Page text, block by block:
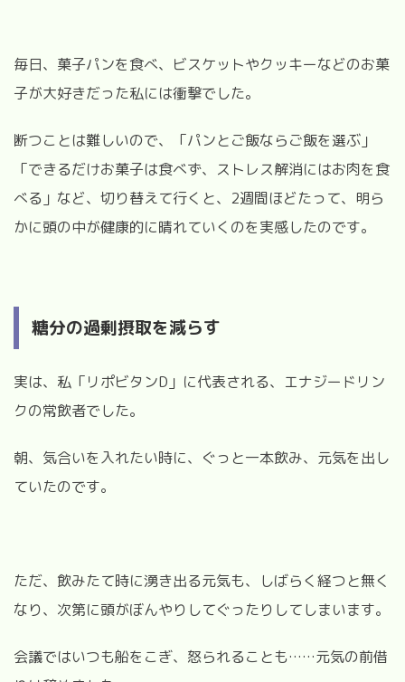
毎日、菓子パンを食べ、ビスケットやクッキーなどのお菓
子が大好きだった私には衝撃でした。
断つことは難しいので、「パンとご飯ならご飯を選ぶ」
「できるだけお菓子は食べず、ストレス解消にはお肉を食
べる」など、切り替えて行くと、2週間ほどたって、明ら
かに頭の中が健康的に晴れていくのを実感したのです。
糖分の過剰摂取を減らす
実は、私「リポビタンD 」に代表される、エナジードリン
クの常飲者でした。
朝、気合いを入れたい時に、ぐっと一本飲み、元気を出し
ていたのです。
ただ、飲みたて時に湧き出る元気も、しばらく経つと無く
なり、次第に頭がぼんやりしてぐったりしてしまいます。
会議ではいつも船をこぎ、怒られることも……元気の前借